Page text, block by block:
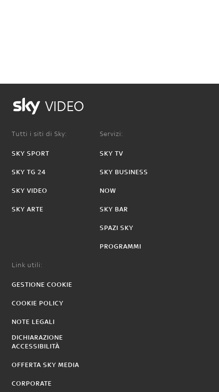
VIDEO
Tutti i siti di Sky:
SKY SPORT
SKY TG 24
SKY VIDEO
SKY ARTE
Servizi:
SKY TV
SKY BUSINESS
NOW
SKY BAR
SPAZI SKY
PROGRAMMI
Link utili:
GESTIONE COOKIE
COOKIE POLICY
NOTE LEGALI
DICHIARAZIONE
ACCESSIBILITÀ
OFFERTA SKY MEDIA
CORPORATE